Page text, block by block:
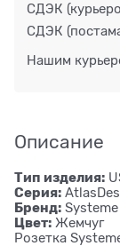
СДЭК
СДЭК
Нашим
Описание
Тип изделия:
Серия:
Бренд:
Цвет: Жемчуг
Розетка